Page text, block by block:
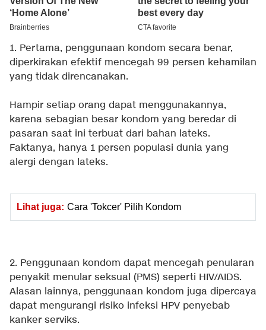
1. Pertama, penggunaan kondom secara benar,
diperkirakan efektif mencegah 99 persen kehamilan
yang tidak direncanakan.
Hampir setiap orang dapat menggunakannya,
karena sebagian besar kondom yang beredar di
pasaran saat ini terbuat dari bahan lateks.
Faktanya, hanya 1 persen populasi dunia yang
alergi dengan lateks.
Lihat juga: Cara 'Tokcer' Pilih Kondom
2. Penggunaan kondom dapat mencegah penularan
penyakit menular seksual (PMS) seperti HIV/AIDS.
Alasan lainnya, penggunaan kondom juga dipercaya
dapat mengurangi risiko infeksi HPV penyebab
kanker serviks.